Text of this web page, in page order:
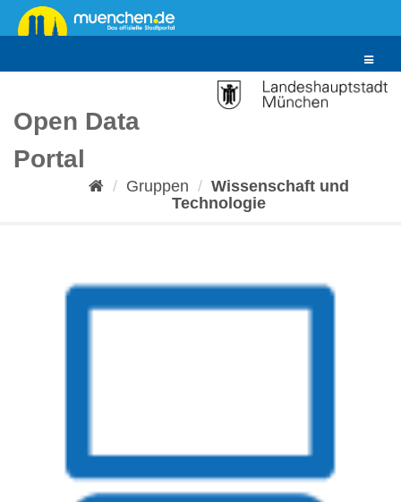
Überspringen
zum
Toggle
Open Data
Portal
Gruppen
Wissenschaft und
Technologie